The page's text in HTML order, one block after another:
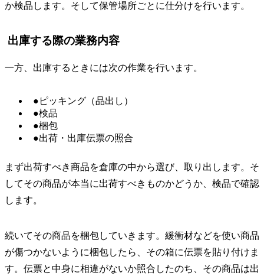
か検品します。そして保管場所ごとに仕分けを行います。
出庫する際の業務内容
一方、出庫するときには次の作業を行います。
●ピッキング（品出し）
●検品
●梱包
●出荷・出庫伝票の照合
まず出荷すべき商品を倉庫の中から選び、取り出します。そ
してその商品が本当に出荷すべきものかどうか、検品で確認
します。
続いてその商品を梱包していきます。緩衝材などを使い商品
が傷つかないように梱包したら、その箱に伝票を貼り付けま
す。伝票と中身に相違がないか照合したのち、その商品は出